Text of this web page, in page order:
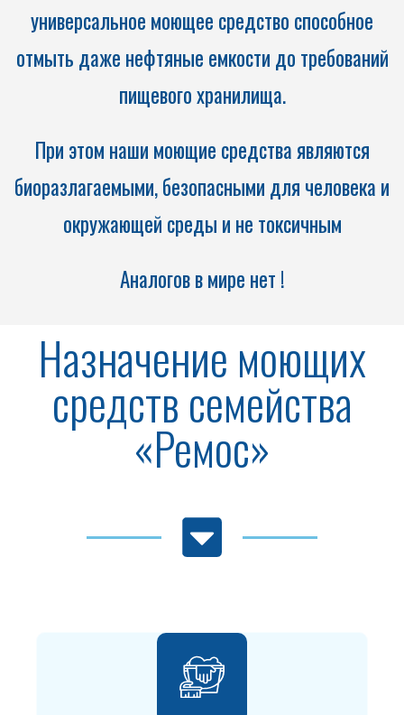
универсальное моющее средство способное
отмыть даже нефтяные емкости до требований
пищевого хранилища.
При этом наши моющие средства являются
биоразлагаемыми, безопасными для человека и
окружающей среды и не токсичным
Аналогов в мире нет !
Назначение моющих
средств семейства
«Ремос»